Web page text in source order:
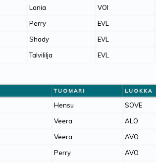
Lania VOI
Perry EVL
Shady EVL
Talvililja EVL
TUOMARI LUOKKA
Hensu SOVE
Veera ALO
Veera AVO
Perry AVO